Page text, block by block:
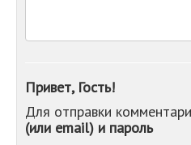
Привет, Гость!
Для отправки
(или email) и пароль